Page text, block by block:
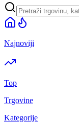
Najnoviji
Top
Trgovine
Kategorije